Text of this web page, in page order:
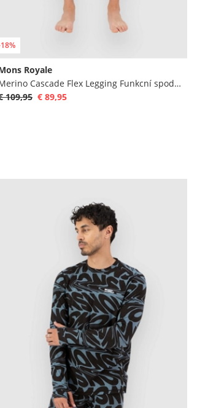
Royale
Merino Cascade Flex Legging Funkcní spodky
109,95 € 89,95